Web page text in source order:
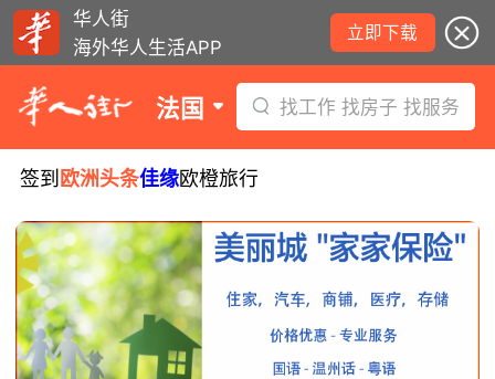
华人街
海外华人生活APP
立即下载
法国 找工作 找房子 找服务
签到 欧洲头条佳缘欧橙旅行